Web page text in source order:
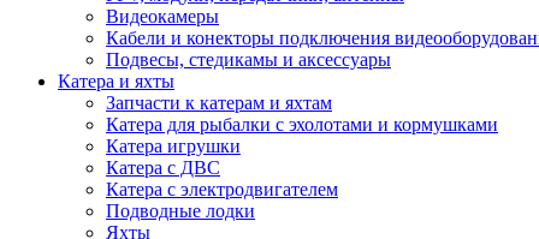
Видеокамеры
Кабели и конекторы подключения
Подвесы, стедикамы и аксессуары
Катера и яхты
Запчасти к катерам и яхтам
Катера для рыбалки с эхолотами и кормушками
Катера игрушки
Катера с ДВС
Катера с электродвигателем
Подводные лодки
Яхты